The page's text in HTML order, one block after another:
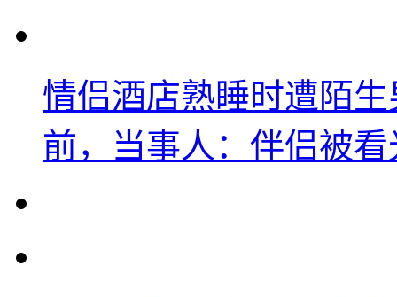
情侣酒店熟睡时遭陌
前，当事人：伴侣被看